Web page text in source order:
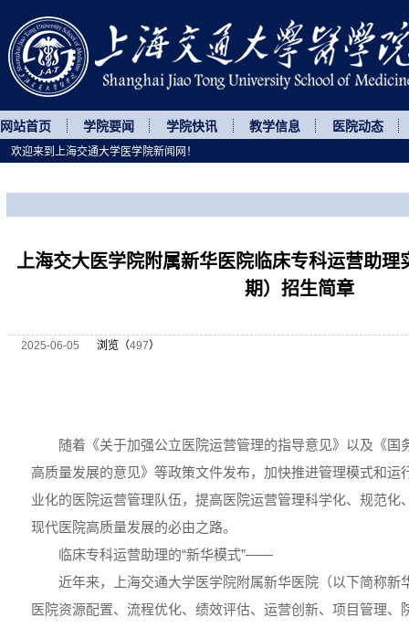
网站首页 学院要闻 学院快讯 教学信息 医院动态
上海交大医学院附属新华医院临床专科运营助理
期）招生简章
2025-06-05 浏览（497）
随着《关于加强公立医院运营管理的指导意见》以及《国
高质量发展的意见》等政策文件发布，加快推进管理模式和运
业化的医院运营管理队伍，提高医院运营管理科学化、规范化
现代医院高质量发展的必由之路。
临床专科运营助理的“新华模式”——
近年来，上海交通大学医学院附属新华医院（以下简称新
医院资源配置、流程优化、绩效评估、运营创新、项目管理、
欢迎来到上海交通大学医学院新闻网！